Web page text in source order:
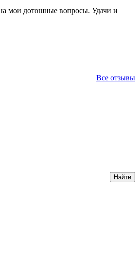
мои дотошные вопросы. Удачи и
Все отзывы